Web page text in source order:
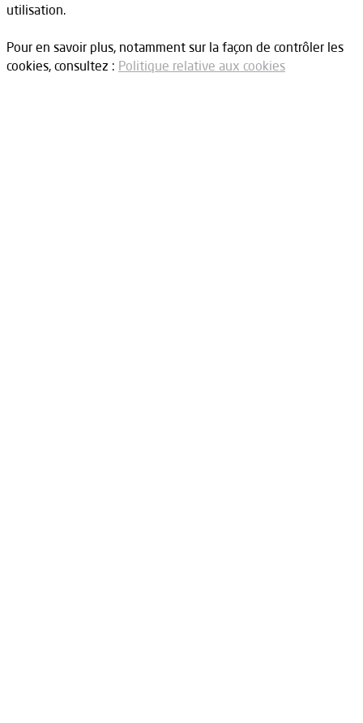
utilisation.
Pour en savoir plus, notamment sur la façon de contrôler les
cookies, consultez : Politique relative aux cookies